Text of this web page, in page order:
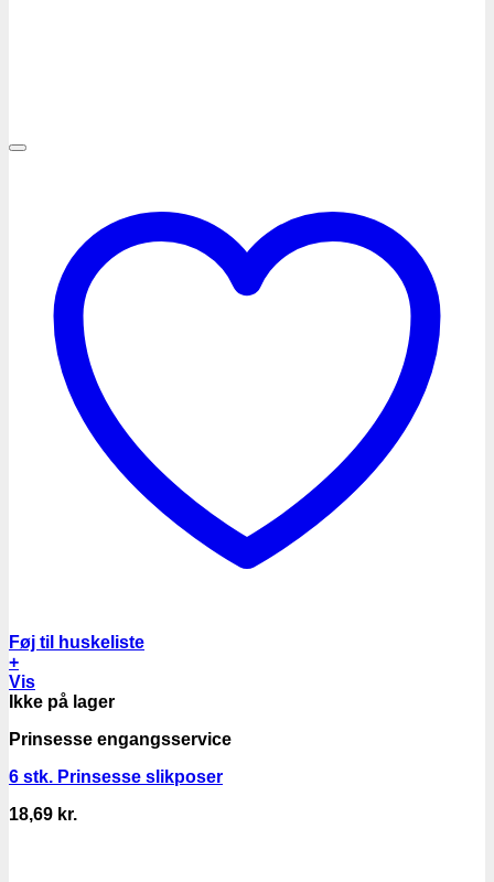
Føj til huskeliste
+
Vis
Ikke på lager
Prinsesse engangsservice
6 stk. Prinsesse slikposer
18,69 kr.